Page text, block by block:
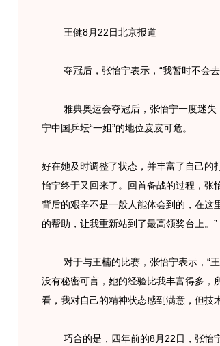
王健8月22日北京报道
夺冠后，张怡宁表示，“我暂时不会去
雅典奥运会夺冠后，张怡宁一度迷失
宁中国乒坛“一姐”的地位岌岌可危。
好在她及时调整了状态，并丰富了自己的
怡宁终于又回来了。回首备战的过程，张
背后的艰辛不是一般人能体会到的，在这
的帮助，让我重新站到了最高领奖台上。”
对于与王楠的比赛，张怡宁表示，“王
没有秘密可言，她的经验比我丰富得多，
看，我对自己的精神状态感到满意，但技
巧合的是，四年前的8月22日，张怡宁